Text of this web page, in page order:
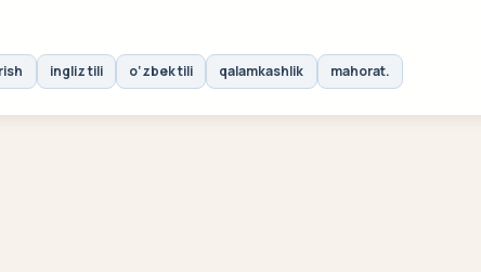
ingliz tili o‘zbek tili qalamkashlik mahorat.